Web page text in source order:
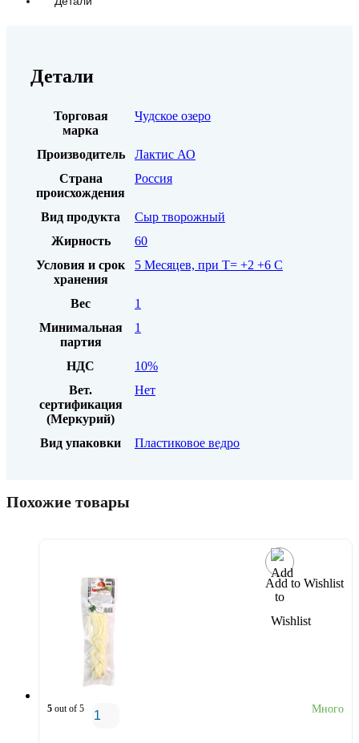
Детали
Торговая
марка
Чудское озеро
Производитель
Лактис АО
Страна
происхождения
Россия
Вид продукта
Сыр творожный
Жирность
60
Условия и срок
хранения
5 Месяцев, при Т= +2 +6 С
Вес
1
Минимальная
партия
1
НДС
10%
Вет.
сертификация
(Меркурий)
Нет
Вид упаковки Пластиковое ведро
Похожие товары
Add to Wishlist
5 out of 5 Много